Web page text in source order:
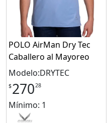
POLO AirMan Dry Tec
Caballero al Mayoreo
Modelo:DRYTEC
$27028
Mínimo: 1